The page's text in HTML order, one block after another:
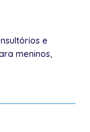
e
meninos,